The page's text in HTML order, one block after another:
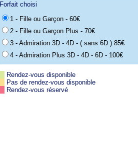
Forfait choisi
1 - Fille ou Garçon - 60€
2 - Fille ou Garçon Plus - 70€
3 - Admiration 3D - 4D - ( sans 6D ) 85€
4 - Admiration Plus 3D - 4D - 6D - 100€
Rendez-vous disponible
Pas de rendez-vous disponible
Rendez-vous réservé